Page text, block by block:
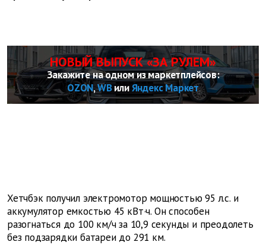
НОВЫЙ ВЫПУСК «ЗА РУЛЕМ»
Закажите на одном из маркетплейсов:
OZON,WBилиЯндекс Маркет
Хетчбэк получил электромотор мощностью 95 л.с. и
аккумулятор емкостью 45 кВт·ч. Он способен
разогнаться до 100 км/ч за 10,9 секунды и преодолеть
без подзарядки батареи до 291 км.